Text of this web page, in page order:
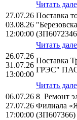
Читать
27.07.26
03.08.26
12:00:00
Поставка
Читать
26.07.26
31.07.26
13:00:00
Поставка
ГРЭС"
Читать
06.07.26
27.07.26
17:00:00
8_Ремонт
Филиала
(ЗП607366)